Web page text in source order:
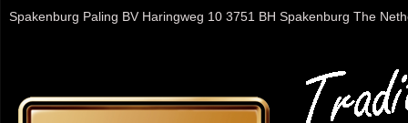
Spakenburg Paling BV Haringweg 10 3751 BH Spakenburg The